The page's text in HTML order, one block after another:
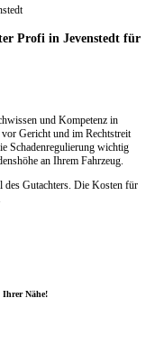
Profi in Jevenstedt für
und Kompetenz in
Gericht und im Rechtstreit
Schadenregulierung wichtig
an Ihrem Fahrzeug.
des Gutachters. Die Kosten für
Ihrer Nähe!